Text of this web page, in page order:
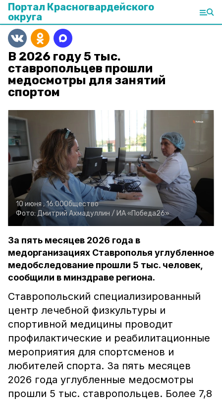
Портал Красногвардейского
округа
В 2026 году 5 тыс.
ставропольцев прошли
медосмотры для занятий
спортом
10 июня , 16:00Общество
Фото: Дмитрий Ахмадуллин / ИА «Победа26»
За пять месяцев 2026 года в
медорганизациях Ставрополья углубленное
медобследование прошли 5 тыс. человек,
сообщили в минздраве региона.
Ставропольский специализированный
центр лечебной физкультуры и
спортивной медицины проводит
профилактические и реабилитационные
мероприятия для спортсменов и
любителей спорта. За пять месяцев
2026 года углубленные медосмотры
прошли 5 тыс. ставропольцев. Более 7,8